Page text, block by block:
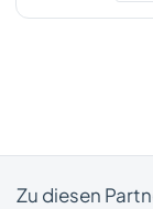
Zu diesen